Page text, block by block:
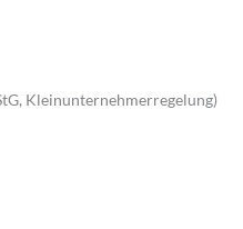
Kleinunternehmerregelung)